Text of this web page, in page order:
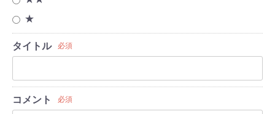
★
タイトル 必須
コメント 必須